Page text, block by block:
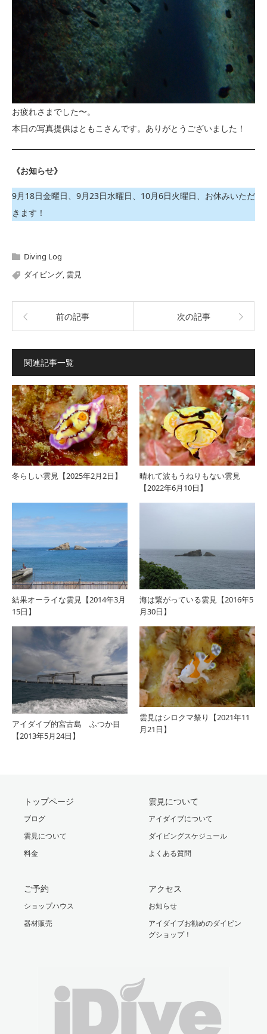
お疲れさまでした〜。
本日の写真提供はともこさんです。ありがとうございました！
《お知らせ》
9月18日金曜日、9月23日水曜日、10月6日火曜日、お休みいただ
きます！
Diving Log
ダイビング, 雲見
前の記事 次の記事
関連記事一覧
冬らしい雲見【2025年2月2日】
晴れて波もうねりもない雲見
【2022年6月10日】
結果オーライな雲見【2014年3月
15日】
海は繋がっている雲見【2016年5
月30日】
アイダイブ的宮古島 ふつか目
【2013年5月24日】
雲見はシロクマ祭り【2021年11
月21日】
トップページ
ブログ
雲見について
料金
雲見について
アイダイブについて
ダイビングスケジュール
よくある質問
ご予約
ショップハウス
器材販売
アクセス
お知らせ
アイダイブお勧めのダイビン
グショップ！